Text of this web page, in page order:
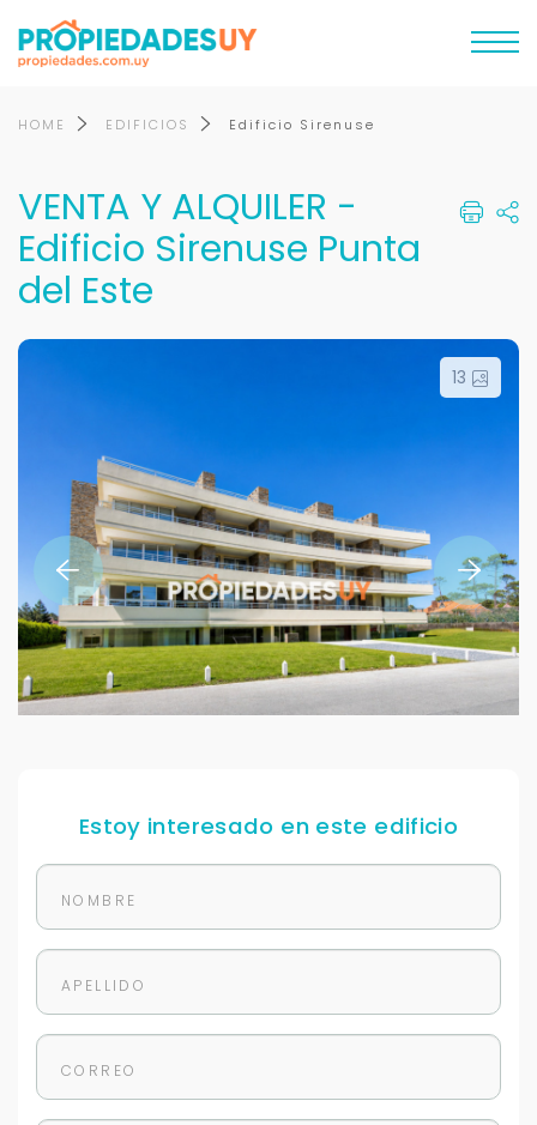
HOME EDIFICIOS Edificio Sirenuse
VENTA Y ALQUILER -
Edificio Sirenuse Punta
del Este
13
Estoy interesado en este edificio